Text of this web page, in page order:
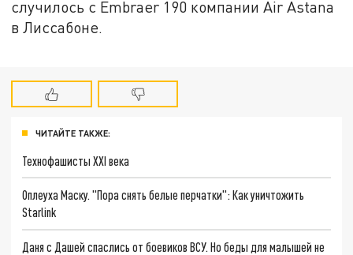
случилось с Embraer 190 компании Air Astana
в Лиссабоне.
ЧИТАЙТЕ ТАКЖЕ:
Технофашисты XXI века
Оплеуха Маску. "Пора снять белые перчатки": Как уничтожить
Starlink
Даня с Дашей спаслись от боевиков ВСУ. Но беды для малышей не